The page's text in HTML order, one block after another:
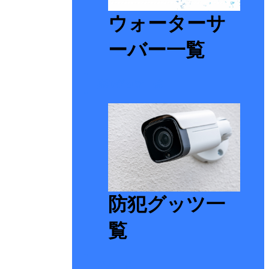
ウォーターサ
ーバー一覧
防犯グッツ一
覧